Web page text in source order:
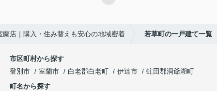
店｜購入・住み替えも安心の地域密着 若草町の一戸建て一覧
市区町村から探す
登別市
室蘭市 白老郡白老町 伊達市
虻田郡洞爺湖町
町名から探す